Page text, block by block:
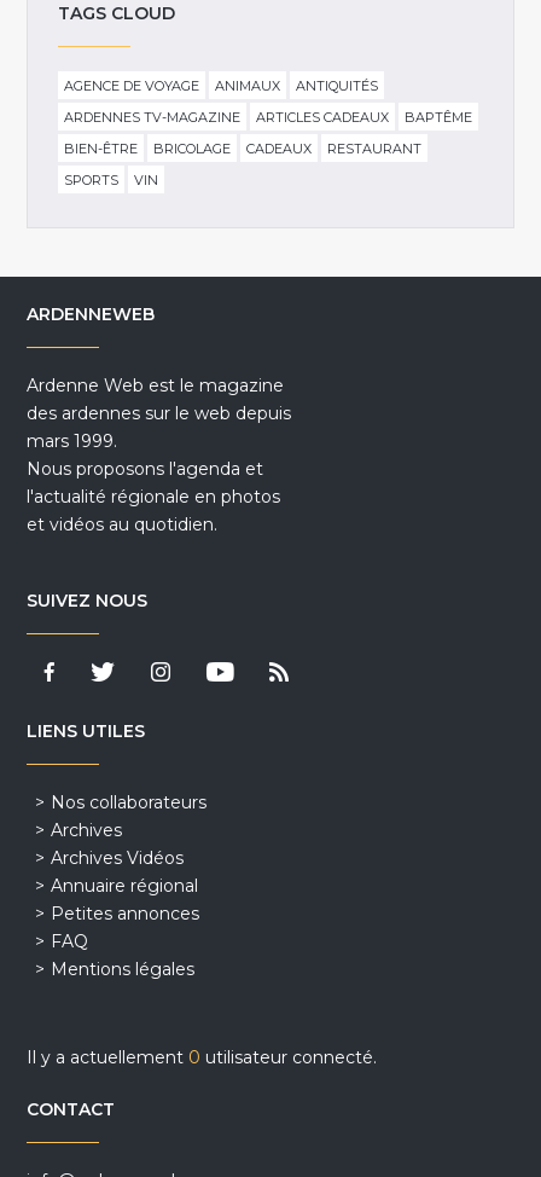
TAGS CLOUD
AGENCE DE VOYAGE ANIMAUX
ANTIQUITÉS
ARDENNES TV-MAGAZINE
ARTICLES CADEAUX
BAPTÊME
BIEN-ÊTRE
BRICOLAGE CADEAUX
RESTAURANT
SPORTS
VIN
ARDENNEWEB
Ardenne Web est le magazine
des ardennes sur le web depuis
mars 1999.
Nous proposons l'agenda et
l'actualité régionale en photos
et vidéos au quotidien.
SUIVEZ NOUS
LIENS UTILES
Nos collaborateurs
Archives
Archives Vidéos
Annuaire régional
Petites annonces
FAQ
Mentions légales
Il y a actuellement 0 utilisateur connecté.
CONTACT